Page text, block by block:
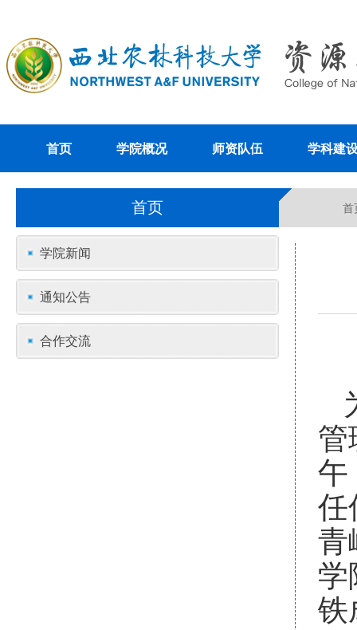
首页 学院概况 师资队伍 学科建
首页 首
学院新闻
通知公告
合作交流
午
任
青
铁